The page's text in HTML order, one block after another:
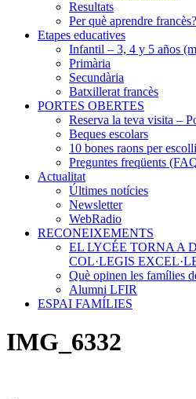
Resultats
Per què aprendre francès?
Etapes educatives
Infantil – 3, 4 y 5 años
Primària
Secundària
Batxillerat francès
PORTES OBERTES
Reserva la teva visita –
Beques escolars
10 bones raons per
Preguntes freqüents
Actualitat
Últimes notícies
Newsletter
WebRadio
RECONEIXEMENTS
EL LYCÉE TORNA A
COL·LEGIS
Què opinen les famílies
Alumni LFIR
ESPAI FAMÍLIES
IMG_6332